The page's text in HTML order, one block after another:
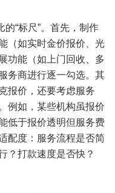
“标尺”。首先，制作
（如实时金价报价、光
功能（如上门回收、多
务商进行逐一勾选。其
报价，还要考虑服务
例如，某些机构虽报价
低于报价透明但服务费
配度：服务流程是否简
？打款速度是否快？